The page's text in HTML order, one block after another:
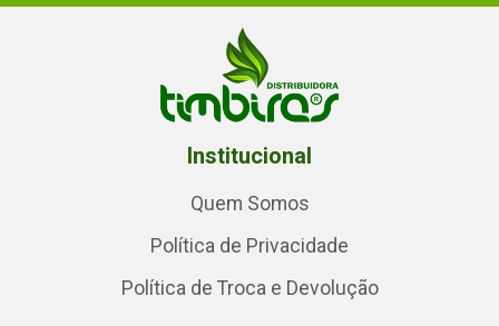
Institucional
Quem Somos
Política de Privacidade
Política de Troca e Devolução